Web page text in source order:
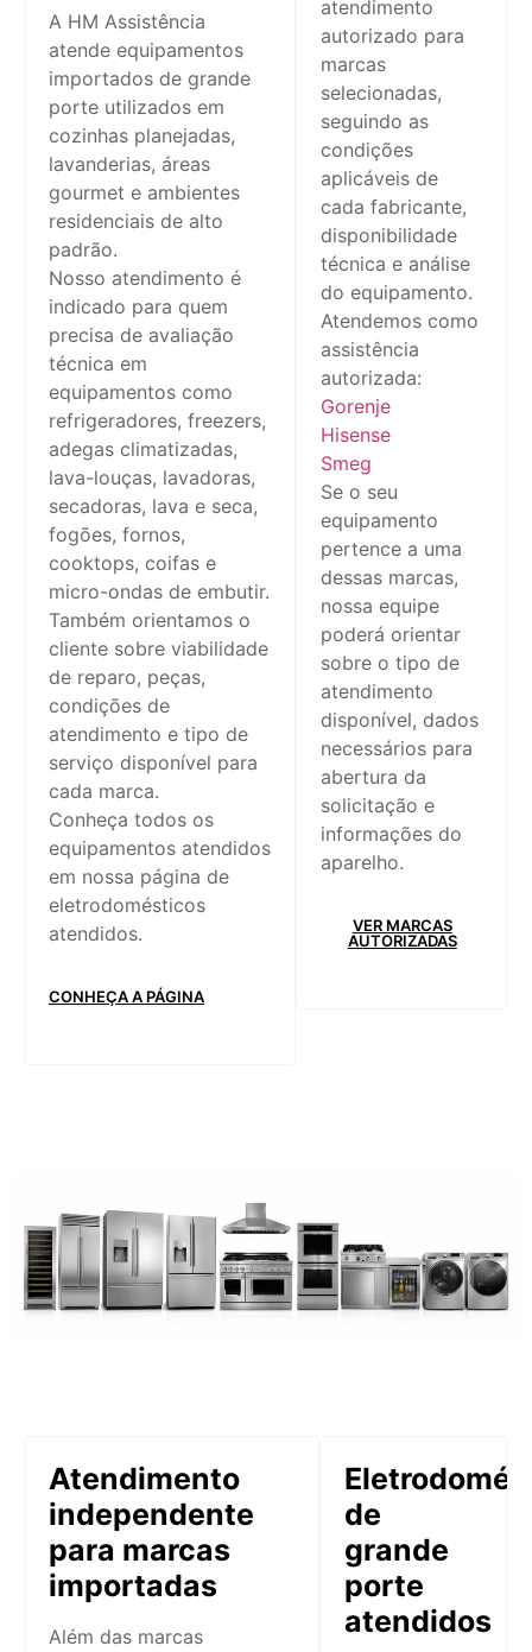
A HM Assistência
atende equipamentos
importados de grande
porte utilizados em
cozinhas planejadas,
lavanderias, áreas
gourmet e ambientes
residenciais de alto
padrão.
Nosso atendimento é
indicado para quem
precisa de avaliação
técnica em
equipamentos como
refrigeradores, freezers,
adegas climatizadas,
lava-louças, lavadoras,
secadoras, lava e seca,
fogões, fornos,
cooktops, coifas e
micro-ondas de embutir.
Também orientamos o
cliente sobre viabilidade
de reparo, peças,
condições de
atendimento e tipo de
serviço disponível para
cada marca.
Conheça todos os
equipamentos atendidos
em nossa página de
eletrodomésticos
atendidos.
CONHEÇA A PÁGINA
atendimento
autorizado para
marcas
selecionadas,
seguindo as
condições
aplicáveis de
cada fabricante,
disponibilidade
técnica e análise
do equipamento.
Atendemos como
assistência
autorizada:
Gorenje
Hisense
Smeg
Se o seu
equipamento
pertence a uma
dessas marcas,
nossa equipe
poderá orientar
sobre o tipo de
atendimento
disponível, dados
necessários para
abertura da
solicitação e
informações do
aparelho.
VER MARCAS
AUTORIZADAS
Atendimento
independente
para marcas
importadas
Além das marcas
de
grande
porte
atendidos